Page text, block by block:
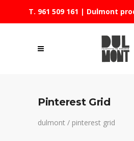
T. 961 509 161 | Dulmont
Pinterest Grid
dulmont / pinterest grid